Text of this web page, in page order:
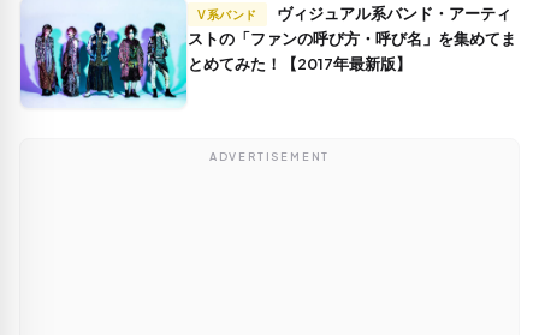
V系バンド
ストの「ファンの呼び方・呼び名」を集めてま
とめてみた！【2017年最新版】
ADVERTISEMENT